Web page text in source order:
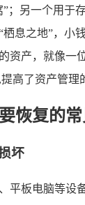
；另一个用于
息之地”，小
资产，就像一
高了资产管理
恢复的常
坏
平板电脑等设